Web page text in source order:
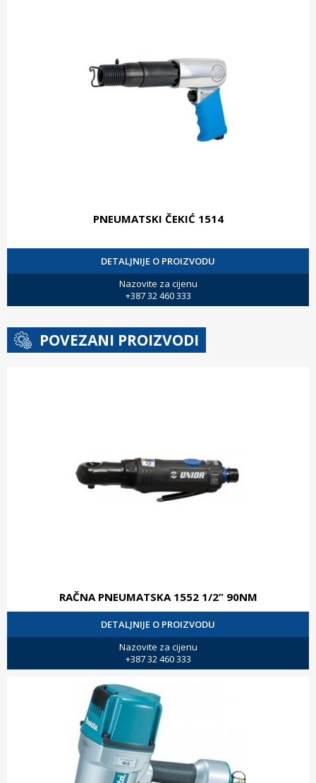
PNEUMATSKI ČEKIĆ 1514
DETALJNIJE O PROIZVODU
Nazovite za cijenu
+387 32 460 333
POVEZANI PROIZVODI
RAČNA PNEUMATSKA 1552 1/2” 90NM
DETALJNIJE O PROIZVODU
Nazovite za cijenu
+387 32 460 333